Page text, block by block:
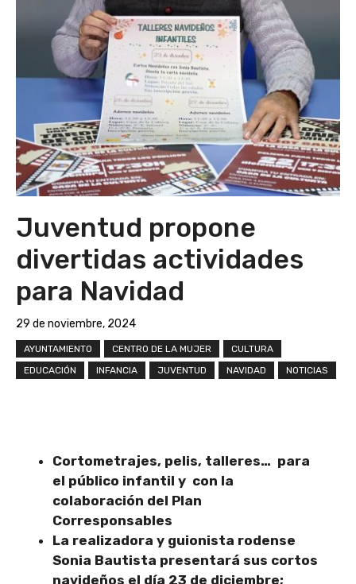
Juventud propone
divertidas actividades
para Navidad
29 de noviembre, 2024
AYUNTAMIENTO CENTRO DE LA MUJER
CULTURA
EDUCACIÓN
INFANCIA JUVENTUD NAVIDAD NOTICIAS
Cortometrajes, pelis, talleres… para
el público infantil y con la
colaboración del Plan
Corresponsables
La realizadora y guionista rodense
Sonia Bautista presentará sus cortos
navideños el día 23 de diciembre;